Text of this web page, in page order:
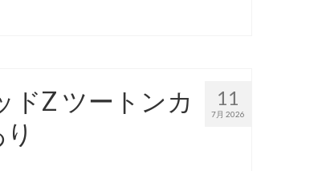
11
7月 2026
ドZ ツートンカ